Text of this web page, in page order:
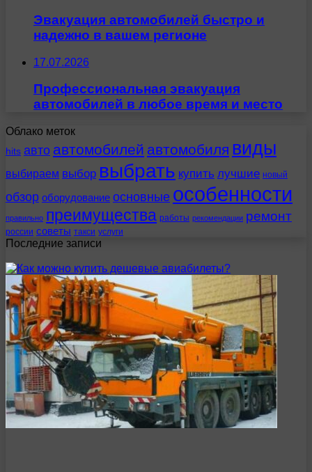
Эвакуация автомобилей быстро и
надежно в вашем регионе
17.07.2026
Профессиональная эвакуация
автомобилей в любое время и место
Облако меток
hits авто автомобилей автомобиля виды
выбираем выбор выбрать купить лучшие новый
обзор оборудование основные особенности
правильно преимущества работы рекомендации ремонт
россии советы такси услуги
Последние записи